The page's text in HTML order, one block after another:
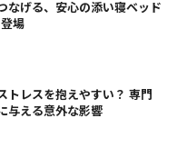
なげる、安心の添い寝ベッド
場
トレスを抱えやすい？ 専門
与える意外な影響